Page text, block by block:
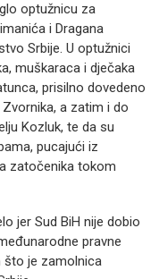
optužnicu za
i Dragana
Srbije. U optužnici
muškaraca i dječaka
prisilno dovedeno
a zatim i do
Kozluk, te da su
pucajući iz
zatočenika tokom
jer Sud BiH nije dobio
pravne
što je zamolnica